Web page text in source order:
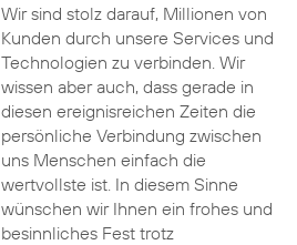
Wir sind stolz darauf, Millionen von
Kunden durch unsere Services und
Technologien zu verbinden. Wir
wissen aber auch, dass gerade in
diesen ereignisreichen Zeiten die
persönliche Verbindung zwischen
uns Menschen einfach die
wertvollste ist. In diesem Sinne
wünschen wir Ihnen ein frohes und
besinnliches Fest trotz